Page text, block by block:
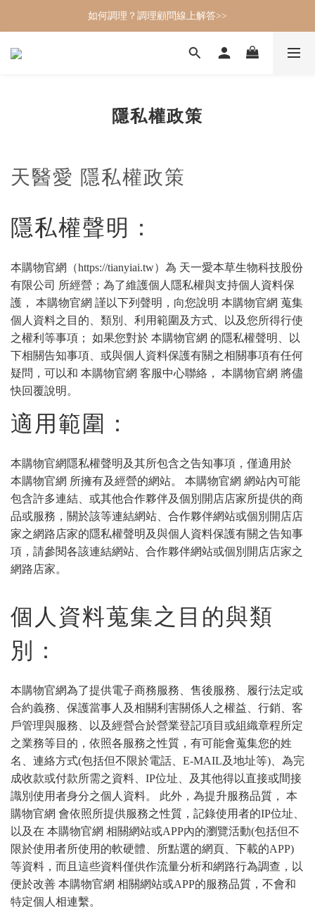
如何調理？調理顧問線上解答>>
隱私權政策
天醫愛 隱私權政策
隱私權聲明：
本購物官網（https://tianyiai.tw）為 天一愛本草生物科技股份
有限公司 所經營；為了維護個人隱私權與支持個人資料保
護， 本購物官網 謹以下列聲明，向您說明 本購物官網 蒐集
個人資料之目的、類別、利用範圍及方式、以及您所得行使
之權利等事項； 如果您對於 本購物官網 的隱私權聲明、以
下相關告知事項、或與個人資料保護有關之相關事項有任何
疑問，可以和 本購物官網 客服中心聯絡， 本購物官網 將儘
快回覆說明。
適用範圍：
本購物官網隱私權聲明及其所包含之告知事項，僅適用於
本購物官網 所擁有及經營的網站。 本購物官網 網站內可能
包含許多連結、或其他合作夥伴及個別開店店家所提供的商
品或服務，關於該等連結網站、合作夥伴網站或個別開店店
家之網路店家的隱私權聲明及與個人資料保護有關之告知事
項，請參閱各該連結網站、合作夥伴網站或個別開店店家之
網路店家。
個人資料蒐集之目的與類
別：
本購物官網為了提供電子商務服務、售後服務、履行法定或
合約義務、保護當事人及相關利害關係人之權益、行銷、客
戶管理與服務、以及經營合於營業登記項目或組織章程所定
之業務等目的，依照各服務之性質，有可能會蒐集您的姓
名、連絡方式(包括但不限於電話、E-MAIL及地址等)、為完
成收款或付款所需之資料、IP位址、及其他得以直接或間接
識別使用者身分之個人資料。 此外，為提升服務品質， 本
購物官網 會依照所提供服務之性質，記錄使用者的IP位址、
以及在 本購物官網 相關網站或APP內的瀏覽活動(包括但不
限於使用者所使用的軟硬體、所點選的網頁、下載的APP)
等資料，而且這些資料僅供作流量分析和網路行為調查，以
便於改善 本購物官網 相關網站或APP的服務品質，不會和
特定個人相連繫。